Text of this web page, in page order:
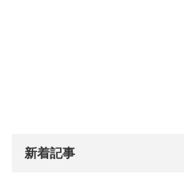
新着記事